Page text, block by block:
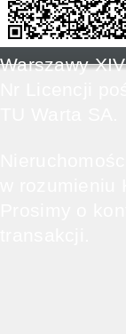
Warszawy